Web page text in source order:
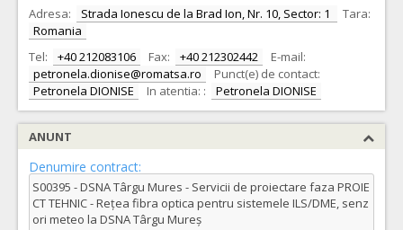
Adresa:
Strada Ionescu de la Brad Ion, Nr. 10, Sector: 1
Tara:
Romania
Tel:
+40 212083106 Fax: +40 212302442
E-mail:
petronela.dionise@romatsa.ro
Punct(e) de contact:
Petronela DIONISE
In atentia: : Petronela DIONISE
ANUNT
Denumire contract:
S00395 - DSNA Târgu Mures - Servicii de proiectare faza PROIE
CT TEHNIC - Rețea fibra optica pentru sistemele ILS/DME, senz
ori meteo la DSNA Târgu Mureș